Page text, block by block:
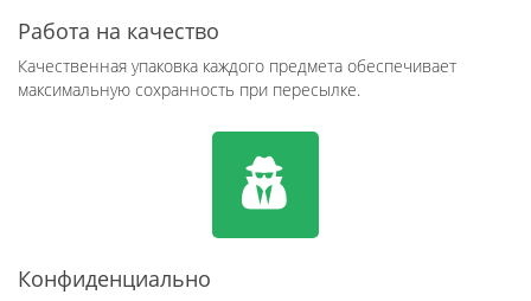
Работа на качество
Качественная упаковка каждого предмета обеспечивает
максимальную сохранность при пересылке.
Конфиденциально